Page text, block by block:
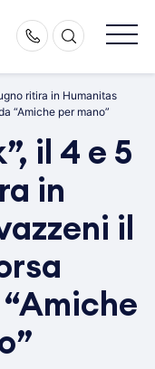
ritira in Humanitas
“Amiche per mano”
il 4 e 5
in
il